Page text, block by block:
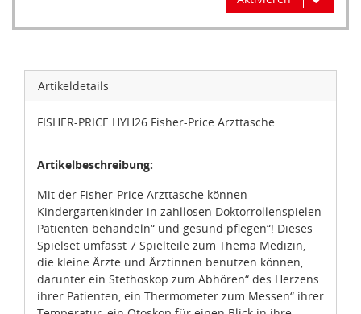
Artikeldetails
FISHER-PRICE HYH26 Fisher-Price Arzttasche
Artikelbeschreibung:
Mit der Fisher-Price Arzttasche können
Kindergartenkinder in zahllosen Doktorrollenspielen
Patienten behandeln“ und gesund pflegen“! Dieses
Spielset umfasst 7 Spielteile zum Thema Medizin,
die kleine Ärzte und Ärztinnen benutzen können,
darunter ein Stethoskop zum Abhören“ des Herzens
ihrer Patienten, ein Thermometer zum Messen“ ihrer